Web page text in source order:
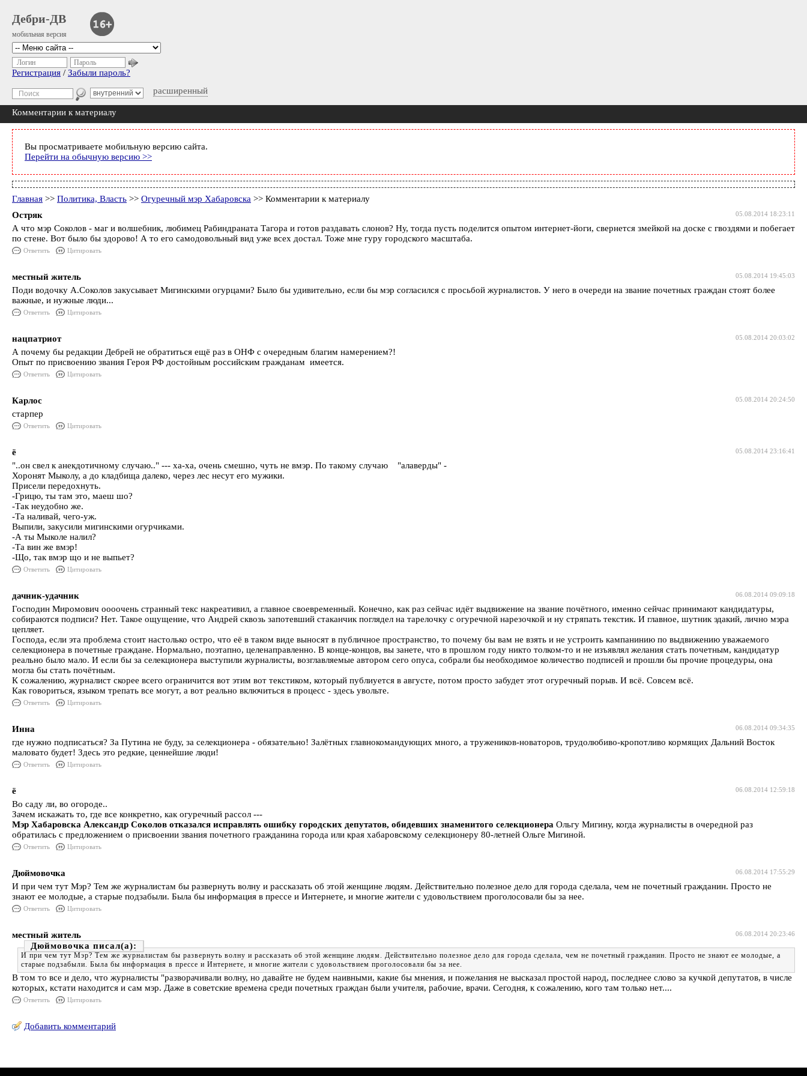
Дебри-ДВ
мобильная версия
расширенный
Логин Пароль
Регистрация / Забыли пароль?
Комментарии к материалу
Вы просматриваете мобильную версию сайта.
Перейти на обычную версию >>
Главная >> Политика, Власть >> Огуречный мэр Хабаровска >> Комментарии к материалу
05.08.2014 18:23:11
Остряк
А что мэр Соколов - маг и волшебник, любимец Рабиндраната Тагора и готов раздавать слонов? Ну, тогда пусть поделится опытом интернет-йоги, свернется змейкой на доске с гвоздями и побегает
по стене. Вот было бы здорово! А то его самодовольный вид уже всех достал. Тоже мне гуру городского масштаба.
Ответить Цитировать
05.08.2014 19:45:03
местный житель
Поди водочку А.Соколов закусывает Мигинскими огурцами? Было бы удивительно, если бы мэр согласился с просьбой журналистов. У него в очереди на звание почетных граждан стоят более
важные, и нужные люди...
Ответить Цитировать
05.08.2014 20:03:02
нацпатриот
А почему бы редакции Дебрей не обратиться ещё раз в ОНФ с очередным благим намерением?!
Опыт по присвоению звания Героя РФ достойным российским гражданам имеется.
Ответить Цитировать
05.08.2014 20:24:50
Карлос
старпер
Ответить Цитировать
05.08.2014 23:16:41
ё
"..он свел к анекдотичному случаю.." --- ха-ха, очень смешно, чуть не вмэр. По такому случаю "алаверды" -
Хоронят Мыколу, а до кладбища далеко, через лес несут его мужики.
Присели передохнуть.
-Грицю, ты там это, маеш шо?
-Так неудобно же.
-Та наливай, чего-уж.
Выпили, закусили мигинскими огурчиками.
-А ты Мыколе налил?
-Та вин же вмэр!
-Що, так вмэр що и не выпьет?
Ответить Цитировать
06.08.2014 09:09:18
дачник-удачник
Господин Миромович оооочень странный текс накреативил, а главное своевременный. Конечно, как раз сейчас идёт выдвижение на звание почётного, именно сейчас принимают кандидатуры,
собираются подписи? Нет. Такое ощущение, что Андрей сквозь запотевший стаканчик поглядел на тарелочку с огуречной нарезочкой и ну стряпать текстик. И главное, шутник эдакий, лично мэра
цепляет.
Господа, если эта проблема стоит настолько остро, что её в таком виде выносят в публичное пространство, то почему бы вам не взять и не устроить кампанинию по выдвижению уважаемого
селекционера в почетные граждане. Нормально, поэтапно, целенаправленно. В конце-концов, вы занете, что в прошлом году никто толком-то и не изъявлял желания стать почетным, кандидатур
реально было мало. И если бы за селекционера выступили журналисты, возглавляемые автором сего опуса, собрали бы необходимое количество подписей и прошли бы прочие процедуры, она
могла бы стать почётным.
К сожалению, журналист скорее всего ограничится вот этим вот текстиком, который публиуется в августе, потом просто забудет этот огуречный порыв. И всё. Совсем всё.
Как говориться, языком трепать все могут, а вот реально включиться в процесс - здесь увольте.
Ответить Цитировать
06.08.2014 09:34:35
Инна
где нужно подписаться? За Путина не буду, за селекционера - обязательно! Залётных главнокомандующих много, а тружеников-новаторов, трудолюбиво-кропотливо кормящих Дальний Восток
маловато будет! Здесь это редкие, ценнейшие люди!
Ответить Цитировать
06.08.2014 12:59:18
ё
Во саду ли, во огороде..
Зачем искажать то, где все конкретно, как огуречный рассол ---
Мэр Хабаровска Александр Соколов отказался исправлять ошибку городских депутатов, обидевших знаменитого селекционера Ольгу Мигину, когда журналисты в очередной раз
обратилась с предложением о присвоении звания почетного гражданина города или края хабаровскому селекционеру 80-летней Ольге Мигиной.
Ответить Цитировать
06.08.2014 17:55:29
Дюймовочка
И при чем тут Мэр? Тем же журналистам бы развернуть волну и рассказать об этой женщине людям. Действительно полезное дело для города сделала, чем не почетный гражданин. Просто не
знают ее молодые, а старые подзабыли. Была бы информация в прессе и Интернете, и многие жители с удовольствием проголосовали бы за нее.
Ответить Цитировать
06.08.2014 20:23:46
местный житель
Дюймовочка
И при чем тут Мэр? Тем же журналистам бы развернуть волну и рассказать об этой женщине людям. Действительно полезное дело для города сделала, чем не почетный гражданин. Просто не знают ее молодые, а
старые подзабыли. Была бы информация в прессе и Интернете, и многие жители с удовольствием проголосовали бы за нее.
В том то все и дело, что журналисты "разворачивали волну, но давайте не будем наивными, какие бы мнения, и пожелания не высказал простой народ, последнее слово за кучкой депутатов, в числе
которых, кстати находится и сам мэр. Даже в советские времена среди почетных граждан были учителя, рабочие, врачи. Сегодня, к сожалению, кого там только нет....
Ответить Цитировать
Добавить комментарий